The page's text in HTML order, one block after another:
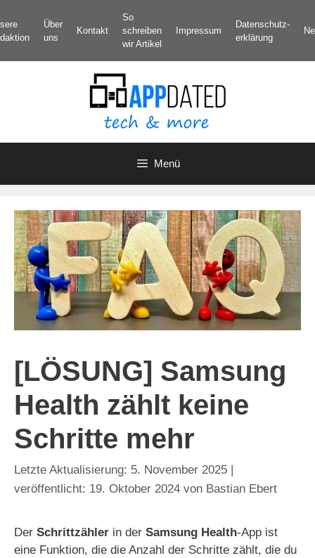
Inhalt
springen
Über
uns
Kontakt
So
schreiben
wir Artikel
Impressum
Datenschutz­
erklärung
Menü
[LÖSUNG] Samsung
Health zählt keine
Schritte mehr
5. November 2025
19. Oktober 2024 von Bastian Ebert
Der Schrittzähler in der Samsung Health-App ist
eine Funktion, die die Anzahl der Schritte zählt, die du